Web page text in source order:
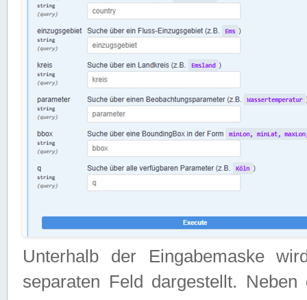
Unterhalb der Eingabemaske
separaten Feld dargestellt.